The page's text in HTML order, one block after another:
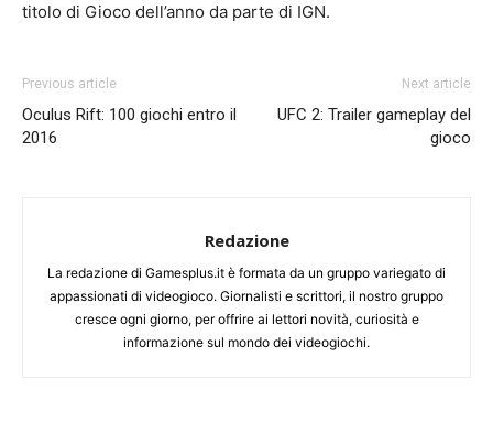
titolo di Gioco dell’anno da parte di IGN.
Previous article
Oculus Rift: 100 giochi entro il
2016
Next article
UFC 2: Trailer gameplay del
gioco
Redazione
La redazione di Gamesplus.it è formata da un gruppo variegato di
appassionati di videogioco. Giornalisti e scrittori, il nostro gruppo
cresce ogni giorno, per offrire ai lettori novità, curiosità e
informazione sul mondo dei videogiochi.